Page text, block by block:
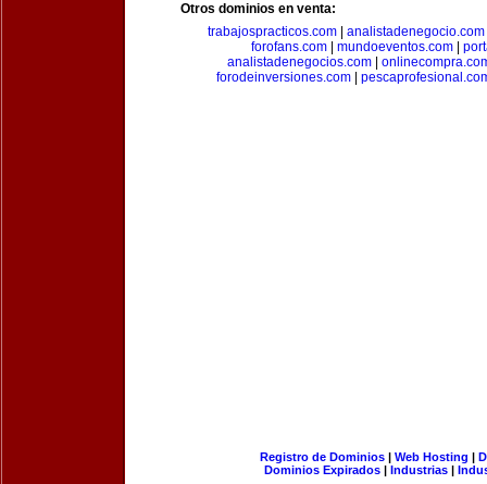
Otros dominios en venta:
trabajospracticos.com| analistadenegocio.com
forofans.com
mundoeventos.com
analistadenegocios.com
forodeinversiones.com
Registro de Dominios| Web Hosting |
Dominios Expirados | Industrias |